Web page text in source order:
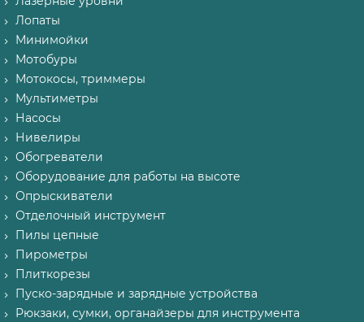
Лопаты
Минимойки
Мотобуры
Мотокосы, триммеры
Мультиметры
Насосы
Нивелиры
Обогреватели
Оборудование для работы на высоте
Опрыскиватели
Отделочный инструмент
Пилы цепные
Пирометры
Плиткорезы
Пуско-зарядные и зарядные устройства
Рюкзаки, сумки, органайзеры для инструмента